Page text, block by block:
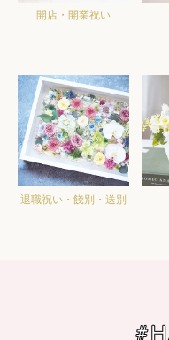
開店・開業祝い
退職祝い・餞別・送別